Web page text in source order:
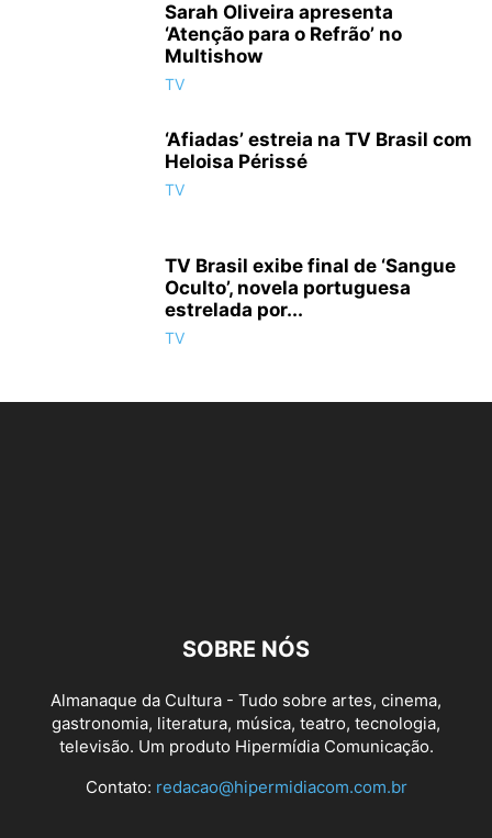
Sarah Oliveira apresenta
‘Atenção para o Refrão’ no
Multishow
TV
‘Afiadas’ estreia na TV Brasil com
Heloisa Périssé
TV
TV Brasil exibe final de ‘Sangue
Oculto’, novela portuguesa
estrelada por...
TV
SOBRE NÓS
Almanaque da Cultura - Tudo sobre artes, cinema,
gastronomia, literatura, música, teatro, tecnologia,
televisão. Um produto Hipermídia Comunicação.
Contato: redacao@hipermidiacom.com.br